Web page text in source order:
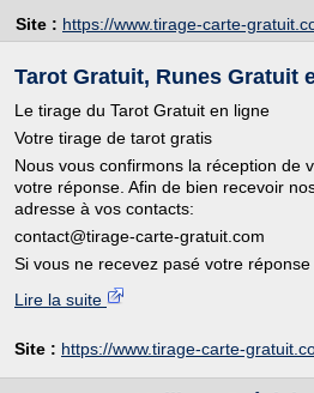
Site : https://www.tirage-carte-
Tarot Gratuit, Runes Gratuit
Le tirage du Tarot Gratuit en ligne
Votre tirage de tarot gratis
Nous vous confirmons la réception de
votre réponse. Afin de bien recevoir
adresse à vos contacts:
contact@tirage-carte-gratuit.com
Si vous ne recevez pasé votre
Lire la suite
Site : https://www.tirage-carte-